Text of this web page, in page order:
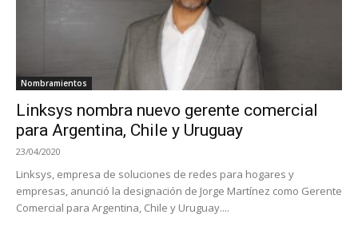
Nombramientos
Linksys nombra nuevo gerente comercial
para Argentina, Chile y Uruguay
23/04/2020
Linksys, empresa de soluciones de redes para hogares y
empresas, anunció la designación de Jorge Martínez como Gerente
Comercial para Argentina, Chile y Uruguay....